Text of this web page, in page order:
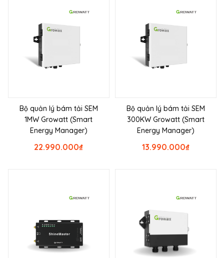
Bộ quản lý bám tải SEM
1MW Growatt (Smart
Energy Manager)
₫
22.990.000
Bộ quản lý bám tải SEM
300KW Growatt (Smart
Energy Manager)
₫
13.990.000